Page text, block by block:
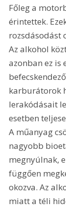
Főleg a
érintettek.
rozsdásodást
Az alkohol
azonban ez is
karburátorok
lerakódásait
esetben
A műanyag
nagyobb
megnyúlnak,
függően
okozva. Az
miatt a téli